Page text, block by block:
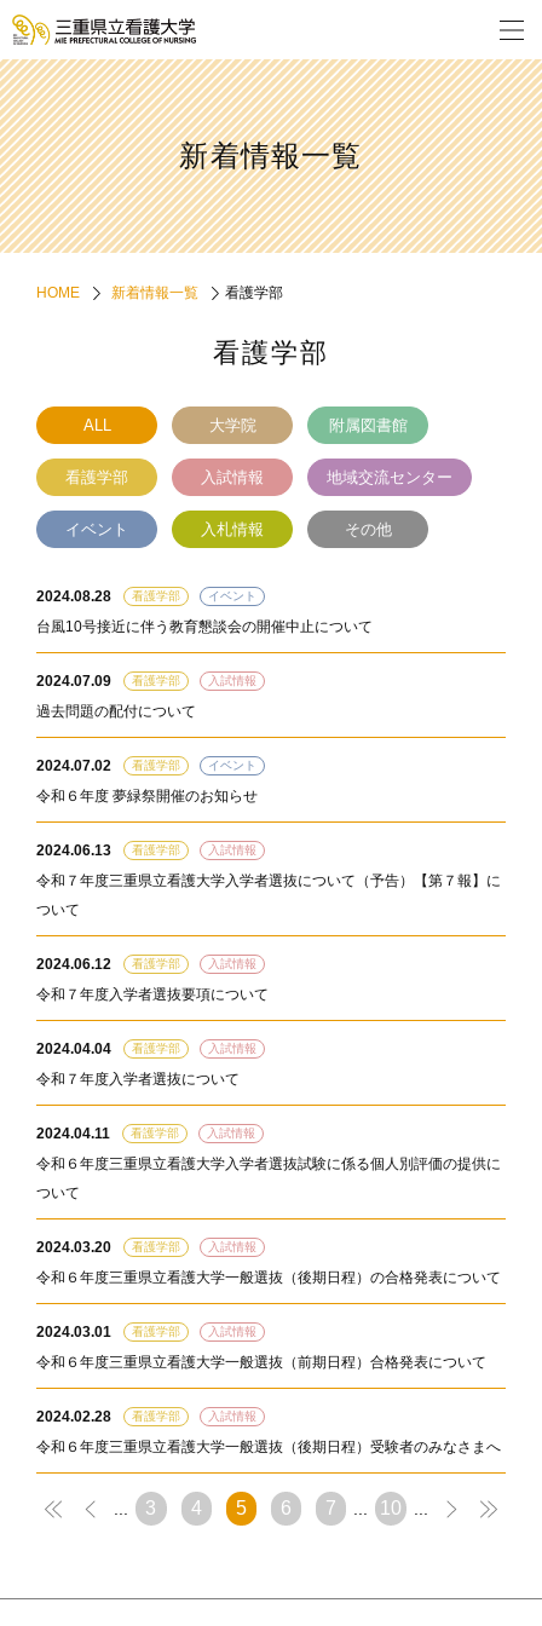
新着情報一覧
HOME 新着情報一覧 看護学部
看護学部
ALL 大学院 附属図書館
看護学部 入試情報 地域交流センター
イベント 入札情報 その他
2024.08.28 看護学部 イベント
台風10号接近に伴う教育懇談会の開催中止について
2024.07.09 看護学部 入試情報
過去問題の配付について
2024.07.02 看護学部 イベント
令和６年度 夢緑祭開催のお知らせ
2024.06.13 看護学部 入試情報
令和７年度三重県立看護大学入学者選抜について（予告）【第７報】に
ついて
2024.06.12 看護学部 入試情報
令和７年度入学者選抜要項について
2024.04.04 看護学部 入試情報
令和７年度入学者選抜について
2024.04.11 看護学部 入試情報
令和６年度三重県立看護大学入学者選抜試験に係る個人別評価の提供に
ついて
2024.03.20 看護学部 入試情報
令和６年度三重県立看護大学一般選抜（後期日程）の合格発表について
2024.03.01 看護学部 入試情報
令和６年度三重県立看護大学一般選抜（前期日程）合格発表について
2024.02.28 看護学部 入試情報
令和６年度三重県立看護大学一般選抜（後期日程）受験者のみなさまへ
3 4 5 6 7 10